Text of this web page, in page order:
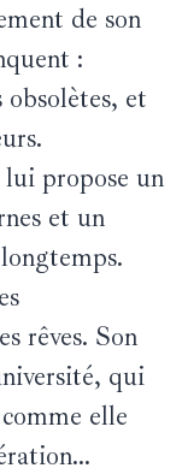
de son
:
obsolètes, et
propose un
et un
rêves. Son
qui
elle